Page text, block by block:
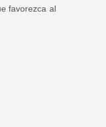
favorezca al